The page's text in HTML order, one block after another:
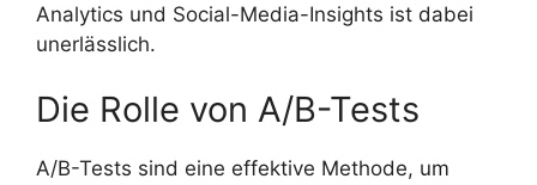
Analytics und Social-Media-Insights ist dabei
unerlässlich.
Die Rolle von A/B-Tests
A/B-Tests sind eine effektive Methode, um